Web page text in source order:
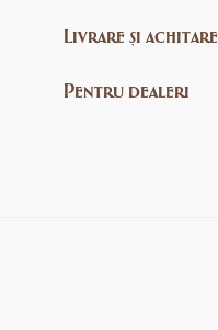
Livrare și achitare
Pentru dealeri